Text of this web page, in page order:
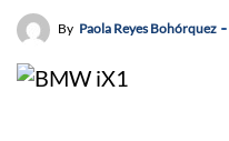
By Paola Reyes Bohórquez